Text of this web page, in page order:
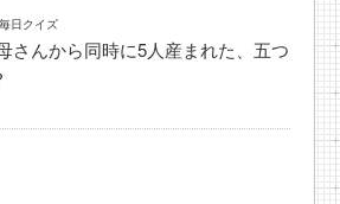
日クイズ
さんから同時に5人産まれた、五つ